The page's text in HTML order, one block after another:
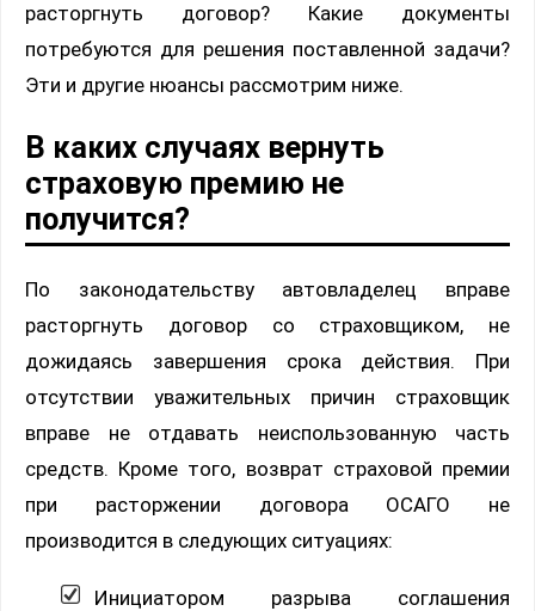
расторгнуть договор? Какие документы
потребуются для решения поставленной задачи?
Эти и другие нюансы рассмотрим ниже.
В каких случаях вернуть
страховую премию не
получится?
По законодательству автовладелец вправе
расторгнуть договор со страховщиком, не
дожидаясь завершения срока действия. При
отсутствии уважительных причин страховщик
вправе не отдавать неиспользованную часть
средств. Кроме того, возврат страховой премии
при расторжении договора ОСАГО не
производится в следующих ситуациях:
Инициатором разрыва соглашения